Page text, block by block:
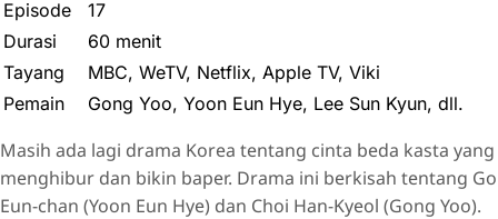
Episode
17
Durasi
60 menit
Tayang
MBC, WeTV, Netflix, Apple TV, Viki
Pemain
Gong Yoo, Yoon Eun Hye, Lee Sun Kyun, dll.
Masih ada lagi drama Korea tentang cinta beda kasta yang
menghibur dan bikin baper. Drama ini berkisah tentang Go
Eun-chan (Yoon Eun Hye) dan Choi Han-Kyeol (Gong Yoo).